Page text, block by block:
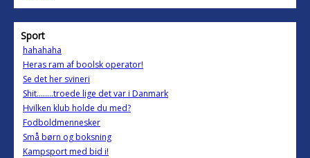
Sport
hahahaha
Heras ram af boolsk operator!
Se det her svineri
Shit........troede lige det var i Danmark
Hvilken klub holde du med?
Fodboldmennesker
Små børn og boksning
Kampsport med bid i!